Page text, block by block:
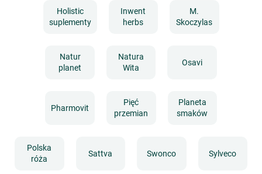
Holistic
suplementy
Inwent
herbs
M.
Skoczylas
Natur
planet
Natura
Wita
Osavi
Pharmovit
Pięć
przemian
Planeta
smaków
Polska
róża
Sattva Swonco Sylveco